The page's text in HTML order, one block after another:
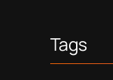
Tags